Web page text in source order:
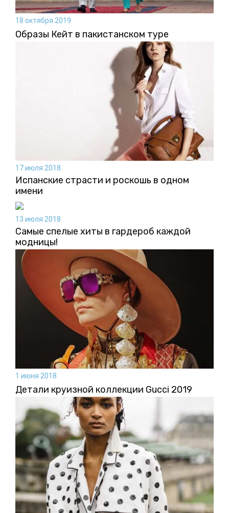
18 октября 2019
Образы Кейт в пакистанском туре
17 июля 2018
Испанские страсти и роскошь в одном
имени
13 июля 2018
Самые спелые хиты в гардероб каждой
модницы!
1 июня 2018
Детали круизной коллекции Gucci 2019